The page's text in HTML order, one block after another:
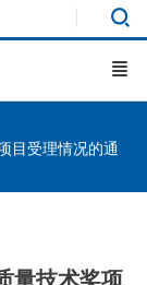
目受理情况的通
量技术奖项